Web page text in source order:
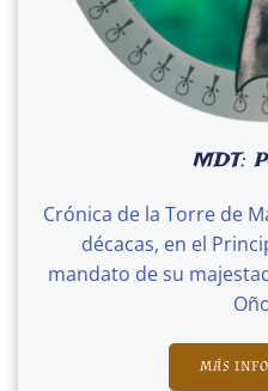
MDT:
Crónica de la Torre de
décacas, en el
mandato de su
MÁS